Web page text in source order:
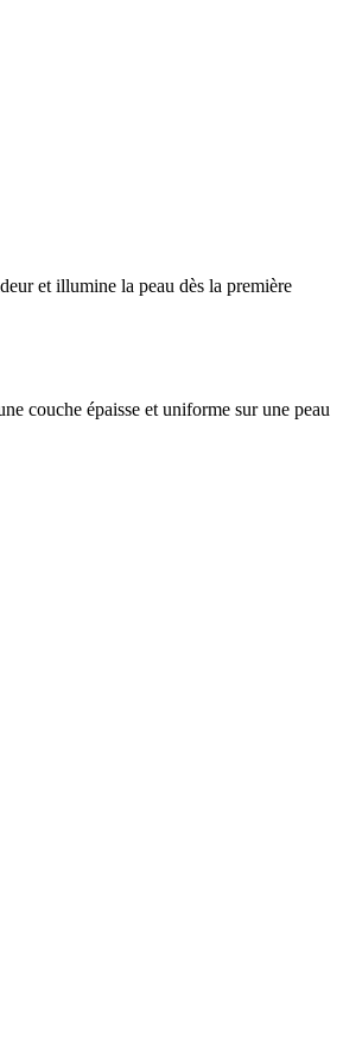
et illumine la peau dès la première
couche épaisse et uniforme sur une peau